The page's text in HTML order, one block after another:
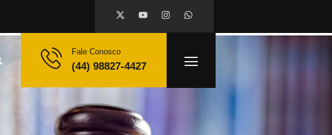
Fale Conosco
(44) 98827-4427